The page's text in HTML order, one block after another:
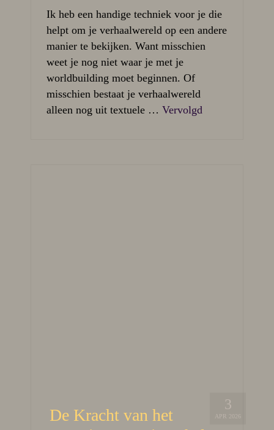
Ik heb een handige techniek voor je die
helpt om je verhaalwereld op een andere
manier te bekijken. Want misschien
weet je nog niet waar je met je
worldbuilding moet beginnen. Of
misschien bestaat je verhaalwereld
alleen nog uit textuele … Vervolgd
3
APR 2026
De Kracht van het